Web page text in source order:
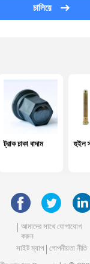
চালিয়ে
ট্রাক চাকা বাদাম হুইল
আমাদের সাথে যোগাযোগ
করুন
সাইট ম্যাপ
গোপনীয়তা নীতি